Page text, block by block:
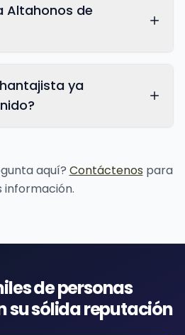
Altahonos de
ya
aquí? Contáctenos para
información.
de personas
su sólida reputación